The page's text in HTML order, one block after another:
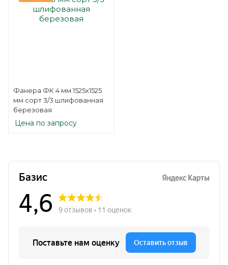
Фанера ФК 4 мм 1525х1525
мм сорт 3/3 шлифованная
березовая
Цена по запросу